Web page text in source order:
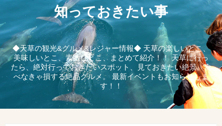
天ノ寂
記事一覧
コンテンツ
知っておきたい事
◆天草の観光&グルメ&レジャー情報◆ 天草の楽しいとこ、
美味しいとこ、素敵なとこ、まとめて紹介！！ 天草に行っ
たら、絶対行っておきたいスポット、見ておきたい絶景、食
べなきゃ損する絶品グルメ。 最新イベントもお知らせしま
す！！